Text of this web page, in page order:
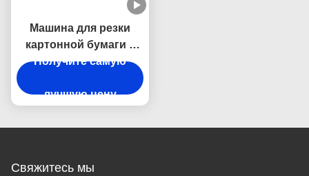
Машина для резки
картонной бумаги с
ЧПУ мощностью 10
Получите самую
лучшую цену
Свяжитесь мы